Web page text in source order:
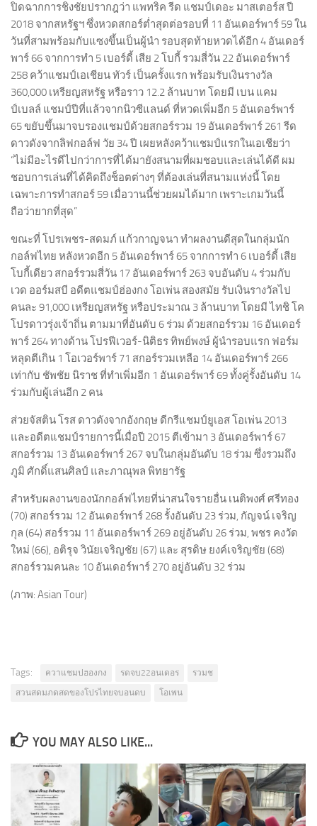
ปิดฉากการชิงชัยปรากฎว่า แพทริค รีด แชมป์เดอะ มาสเตอร์ส ปี
2018 จากสหรัฐฯ ซึ่งหวดสกอร์ต่ำสุดต่อรอบที่ 11 อันเดอร์พาร์ 59 ใน
วันที่สามพร้อมกับแซงขึ้นเป็นผู้นำ รอบสุดท้ายหวดได้อีก 4 อันเดอร์
พาร์ 66 จากการทำ 5 เบอร์ดี้ เสีย 2 โบกี้ รวมสี่วัน 22 อันเดอร์พาร์
258 คว้าแชมป์เอเชียน ทัวร์ เป็นครั้งแรก พร้อมรับเงินรางวัล
360,000 เหรียญสหรัฐ หรือราว 12.2 ล้านบาท โดยมี เบน แคม
ป์เบลล์ แชมป์ปีที่แล้วจากนิวซีแลนด์ ที่หวดเพิ่มอีก 5 อันเดอร์พาร์
65 ขยับขึ้นมาจบรองแชมป์ด้วยสกอร์รวม 19 อันเดอร์พาร์ 261 รีด
ดาวดังจากลิฟกอล์ฟ วัย 34 ปี เผยหลังคว้าแชมป์แรกในเอเชียว่า
“ไม่มีอะไรดีไปกว่าการที่ได้มายังสนามที่ผมชอบและเล่นได้ดี ผม
ชอบการเล่นที่ได้คิดถึงช็อตต่างๆ ที่ต้องเล่นที่สนามแห่งนี้ โดย
เฉพาะการทำสกอร์ 59 เมื่อวานนี้ช่วยผมได้มาก เพราะเกมวันนี้
ถือว่ายากที่สุด”
ขณะที่ โปรเพชร-สดมภ์ แก้วกาญจนา ทำผลงานดีสุดในกลุ่มนัก
กอล์ฟไทย หลังหวดอีก 5 อันเดอร์พาร์ 65 จากการทำ 6 เบอร์ดี้ เสีย
โบกี้เดียว สกอร์รวมสี่วัน 17 อันเดอร์พาร์ 263 จบอันดับ 4 ร่วมกับ
เวด ออร์มสบี อดีตแชมป์ฮ่องกง โอเพ่น สองสมัย รับเงินรางวัลไป
คนละ 91,000 เหรียญสหรัฐ หรือประมาณ 3 ล้านบาท โดยมี ไทชิ โค
โปรดาวรุ่งเจ้าถิ่น ตามมาที่อันดับ 6 ร่วม ด้วยสกอร์รวม 16 อันเดอร์
พาร์ 264 ทางด้าน โปรฟีเวอร์-นิติธร ทิพย์พงษ์ ผู้นำรอบแรก ฟอร์ม
หลุดตีเกิน 1 โอเวอร์พาร์ 71 สกอร์รวมเหลือ 14 อันเดอร์พาร์ 266
เท่ากับ ชัพชัย นิราช ที่ทำเพิ่มอีก 1 อันเดอร์พาร์ 69 ทั้งคู่รั้งอันดับ 14
ร่วมกับผู้เล่นอีก 2 คน
ส่วยจัสติน โรส ดาวดังจากอังกฤษ ดีกรีแชมป์ยูเอส โอเพ่น 2013
และอดีตแชมป์รายการนี้เมื่อปี 2015 ตีเข้ามา 3 อันเดอร์พาร์ 67
สกอร์รวม 13 อันเดอร์พาร์ 267 จบในกลุ่มอันดับ 18 ร่วม ซึ่งรวมถึง
ภูมิ ศักดิ์แสนศิลป์ และภาณุพล พิทยารัฐ
สำหรับผลงานของนักกอล์ฟไทยที่น่าสนใจรายอื่น เนติพงศ์ ศรีทอง
(70) สกอร์รวม 12 อันเดอร์พาร์ 268 รั้งอันดับ 23 ร่วม, กัญจน์ เจริญ
กุล (64) สอร์รวม 11 อันเดอร์พาร์ 269 อยู่อันดับ 26 ร่วม, พชร คงวัด
ใหม่ (66), อติรุจ วินัยเจริญชัย (67) และ สุรดิษ ยงค์เจริญชัย (68)
สกอร์รวมคนละ 10 อันเดอร์พาร์ 270 อยู่อันดับ 32 ร่วม
(ภาพ: Asian Tour)
Tags: ควาแชมปฮองกง รดจบ22อนเดอร
รวมช
สวนสดมภดสดของโปรไทยจบอนดบ
โอเพน
YOU MAY ALSO LIKE...